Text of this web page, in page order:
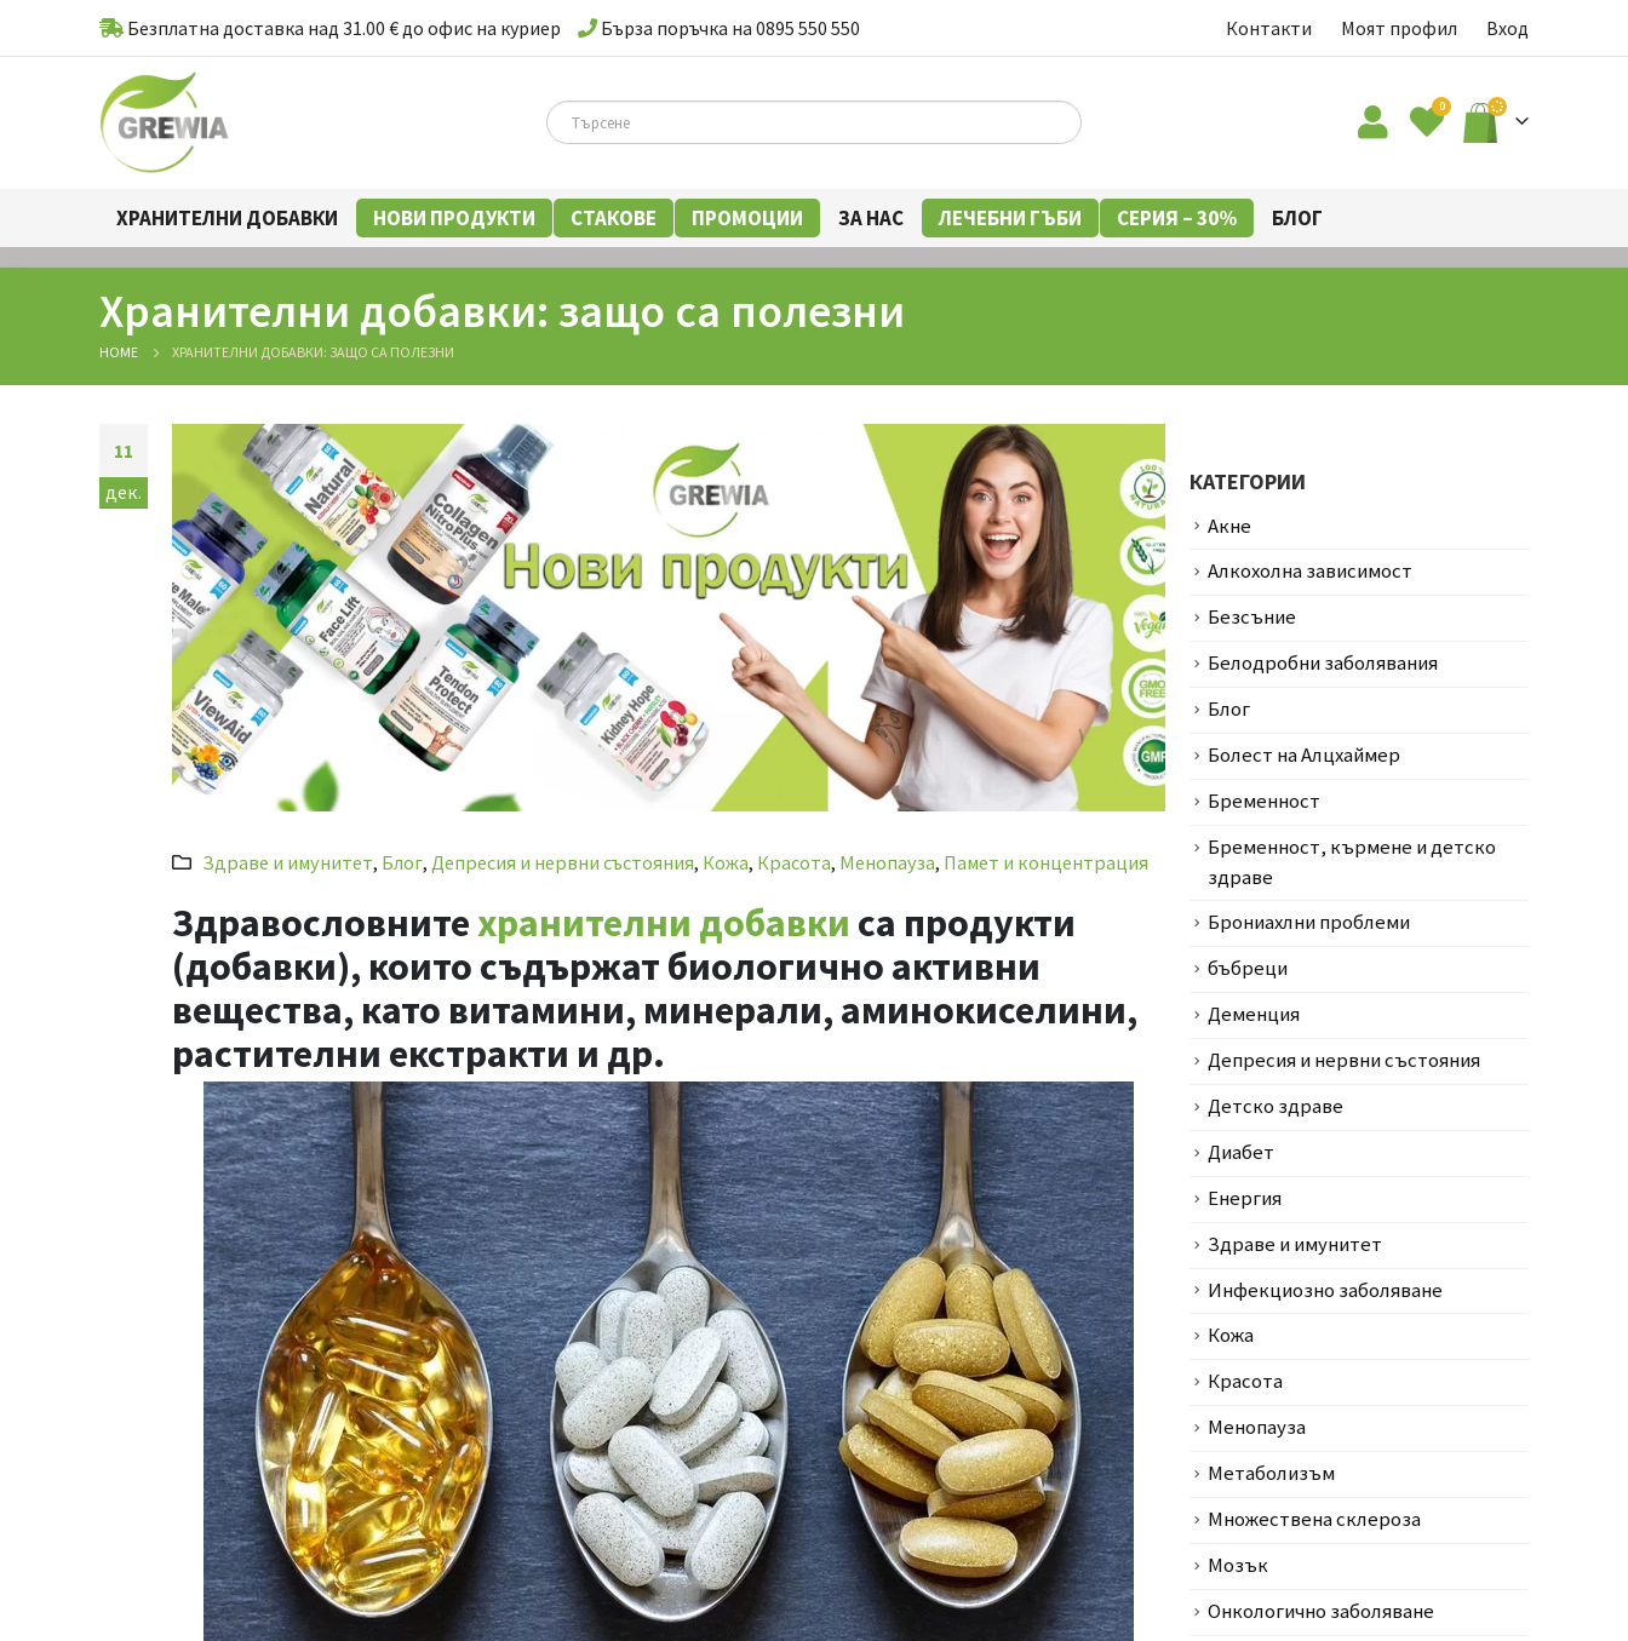
Безплатна доставка над 31.00 € до офис на куриер Бърза поръчка на 0895 550 550 Контакти Моят профил Вход
0
ХРАНИТЕЛНИ ДОБАВКИ НОВИ ПРОДУКТИ СТАКОВЕ ПРОМОЦИИ ЗА НАС ЛЕЧЕБНИ ГЪБИ СЕРИЯ – 30% БЛОГ
Хранителни добавки: защо са полезни
HOME ХРАНИТЕЛНИ ДОБАВКИ: ЗАЩО СА ПОЛЕЗНИ
11
дек.
Здраве и имунитет, Блог, Депресия и нервни състояния, Кожа, Красота, Менопауза, Памет и концентрация
Здравословнитехранителни добавки са продукти
(добавки), които съдържат биологично активни
вещества, като витамини, минерали, аминокиселини,
растителни екстракти и др.
КАТЕГОРИИ
Акне
Алкохолна зависимост
Безсъние
Белодробни заболявания
Блог
Болест на Алцхаймер
Бременност
Бременност, кърмене и детско
здраве
Брониахлни проблеми
бъбреци
Деменция
Депресия и нервни състояния
Детско здраве
Диабет
Енергия
Здраве и имунитет
Инфекциозно заболяване
Кожа
Красота
Менопауза
Метаболизъм
Множествена склероза
Мозък
Онкологично заболяване